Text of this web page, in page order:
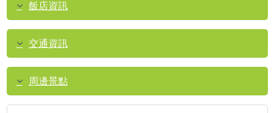
飯店資訊
交通資訊
周邊景點